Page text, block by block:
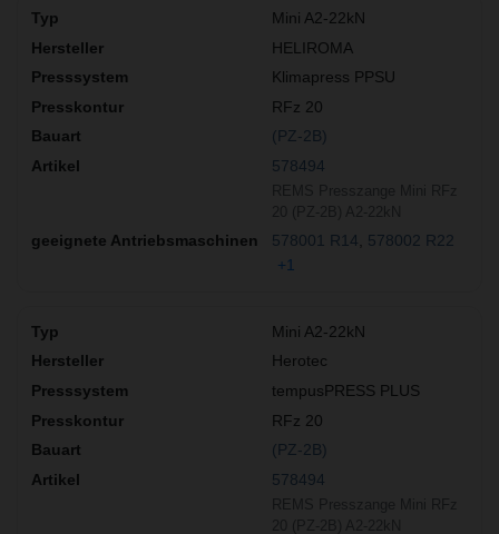
Mini A2-22kN
HELIROMA
Klimapress PPSU
RFz 20
(PZ-2B)
578494
578001 R14
578002 R22
+1
Mini A2-22kN
Herotec
tempusPRESS PLUS
RFz 20
(PZ-2B)
578494